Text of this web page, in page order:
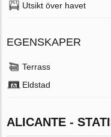
Utsikt över havet
EGENSKAPER
Terrass
Eldstad
ALICANTE -